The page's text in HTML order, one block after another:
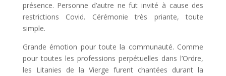
présence. Personne d’autre ne fut invité à cause des
restrictions Covid. Cérémonie très priante, toute
simple.
Grande émotion pour toute la communauté. Comme
pour toutes les professions perpétuelles dans l’Ordre,
les Litanies de la Vierge furent chantées durant la